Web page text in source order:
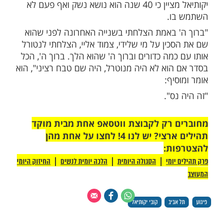
רגליים לשנייה, ביקשתי רק שהרובה ייה כי
שני מטר ממני, צמוד אליי".
הצליח יקותיאל לירות בו והמחבל נוטרל.
ה', ברוך ה' נס גדול", אומר יקותיאל.
עובר לו בראש באותם הרגעים, הוא עונה
פחד שהוא יפגע בי או במי שצמוד אליי,
הוא אדם גדול באמת. היה מפחיד מאד,
המבטים בעיניים".
הצלחתי בשנייה האחרונה לפני שהוא